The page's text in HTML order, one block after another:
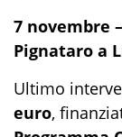
7 novembre
Pignataro a
Ultimo
euro,